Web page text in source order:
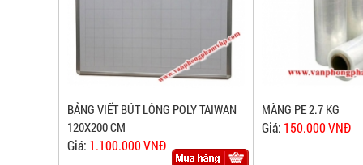
cung
văn
phòng
phẩm
vụ
tốt
BẢNG VIẾT BÚT LÔNG POLY TAIWAN
120X200 CM
Giá: 1.100.000 VNĐ
MÀNG PE 2.7 KG
Giá: 150.000 VNĐ